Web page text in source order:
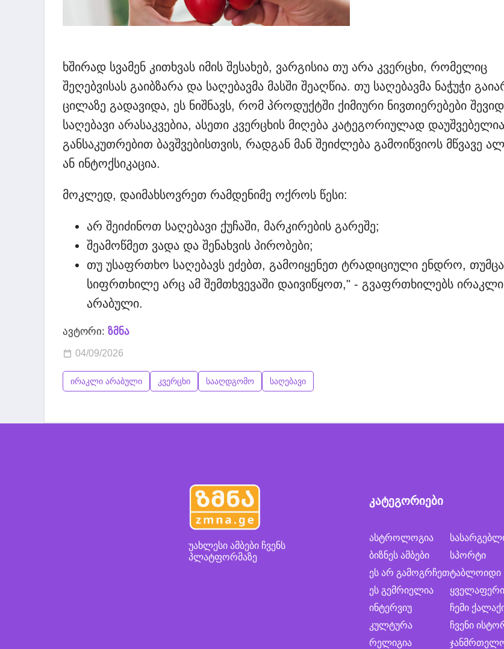
ხშირად სვამენ კითხვას იმის შესახებ, ვარგისია თუ არა კვერცხი, რომელიც
შეღებვისას გაიბზარა და საღებავმა მასში შეაღწია. თუ საღებავმა ნაჭუჭი
ცილაზე გადავიდა, ეს ნიშნავს, რომ პროდუქტში ქიმიური ნივთიერებები
საღებავი არასაკვებია, ასეთი კვერცხის მიღება კატეგორიულად
განსაკუთრებით ბავშვებისთვის, რადგან მან შეიძლება გამოიწვიოს მწვავე
ან ინტოქსიკაცია.
მოკლედ, დაიმახსოვრეთ რამდენიმე ოქროს წესი:
არ შეიძინოთ საღებავი ქუჩაში, მარკირების გარეშე;
შეამოწმეთ ვადა და შენახვის პირობები;
თუ უსაფრთხო საღებავს ეძებთ, გამოიყენეთ ტრადიციული ენდრო, თუმცა
სიფრთხილე არც ამ შემთხვევაში დაივიწყოთ," - გვაფრთხილებს ირაკლი
არაბული.
ავტორი: ზმნა
04/09/2026
ირაკლი არაბული კვერცხი სააღდგომო საღებავი
უახლესი ამბები ჩვენს
პლატფორმაზე
კატეგორიები
ასტროლოგია
ბიზნეს ამბები
ეს არ გამოგრჩეთ
ეს გემრიელია
ინტერვიუ
კულტურა
რელიგია
სპორტი
ტაბლოიდი
ყველაფერი
ჩემი
ჩვენი